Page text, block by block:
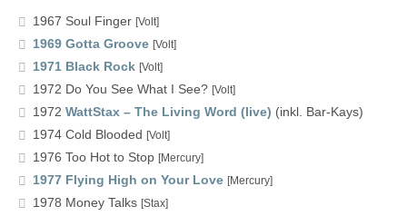
1967 Soul Finger [Volt]
1969 Gotta Groove [Volt]
1971 Black Rock [Volt]
1972 Do You See What I See? [Volt]
1972 WattStax – The Living Word (live) (inkl. Bar-Kays)
1974 Cold Blooded [Volt]
1976 Too Hot to Stop [Mercury]
1977 Flying High on Your Love [Mercury]
1978 Money Talks [Stax]